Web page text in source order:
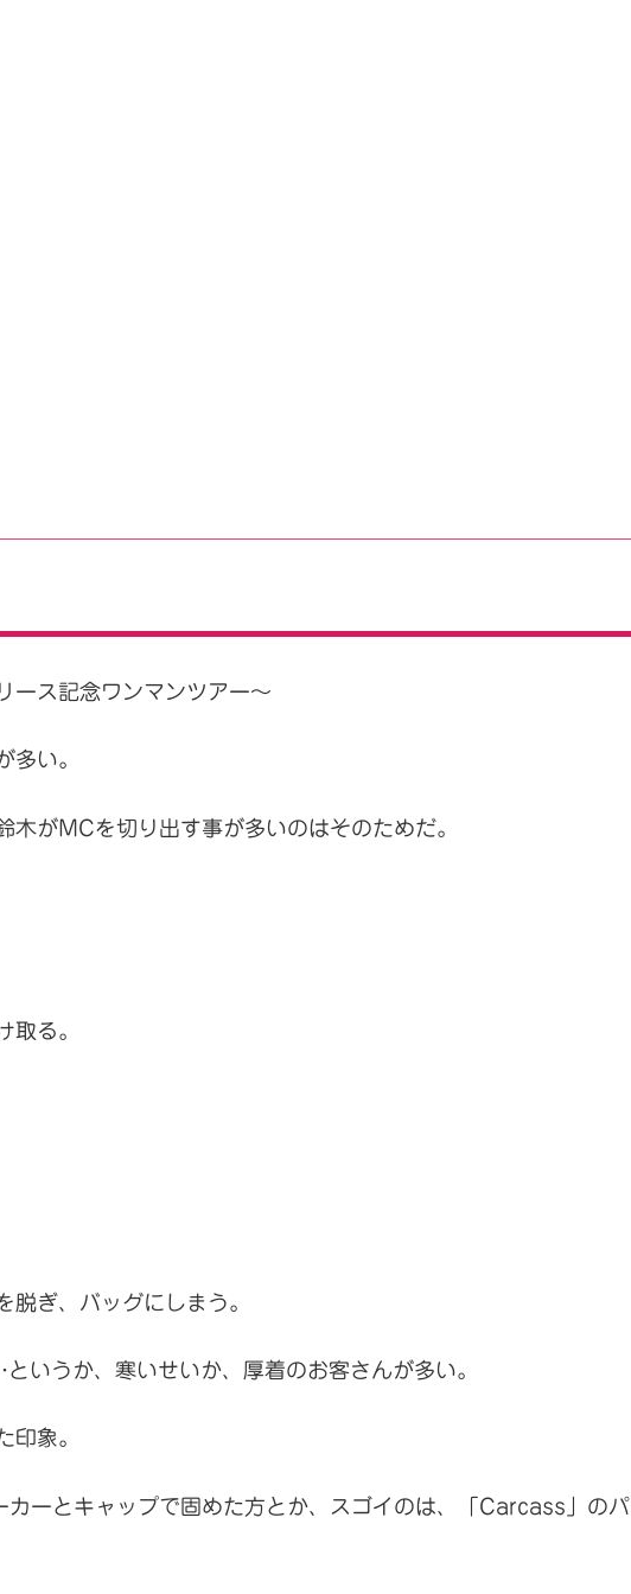
ス記念ワンマンツアー～
多い。
木がMCを切り出す事が多いのはそのためだ。
取る。
脱ぎ、バッグにしまう。
いうか、寒いせいか、厚着のお客さんが多い。
印象。
ーとキャップで固めた方とか、スゴイのは、「Carcass」のパ